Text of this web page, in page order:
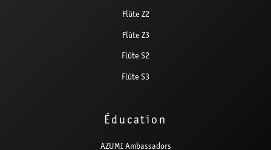
Flûte Z2
Flûte Z3
Flûte S2
Flûte S3
Éducation
AZUMI Ambassadors